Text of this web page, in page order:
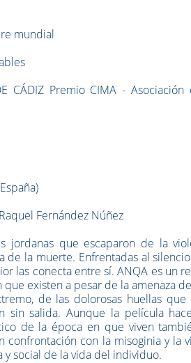
mundial
CÁDIZ Premio CIMA -
Fernández Núñez
jordanas que escaparon de la
de la muerte. Enfrentadas al
las conecta entre sí. ANQA es un
existen a pesar de la amenaza
de las dolorosas huellas
salida. Aunque la película
de la época en que viven
con la misoginia y la
social de la vida del individuo.